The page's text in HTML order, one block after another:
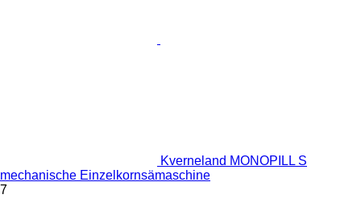
Kverneland MONOPILL S
mechanische Einzelkornsämaschine
7